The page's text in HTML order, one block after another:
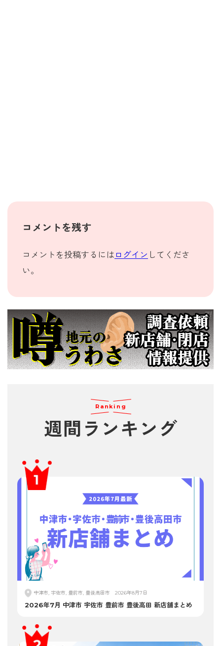
コメントを残す
コメントを投稿するには ログイン してくださ
い。
Ranking
週間 ランキング
中津市, 宇佐市, 豊前市, 豊後高田市 2026年8月7日
2026年7月 中津市 宇佐市 豊前市 豊後高田 新店舗まとめ